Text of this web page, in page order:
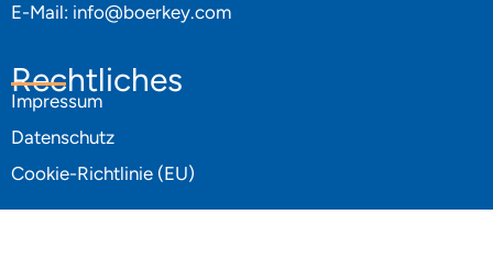
E-Mail: info@boerkey.com
Rechtliches
Impressum
Datenschutz
Cookie-Richtlinie (EU)